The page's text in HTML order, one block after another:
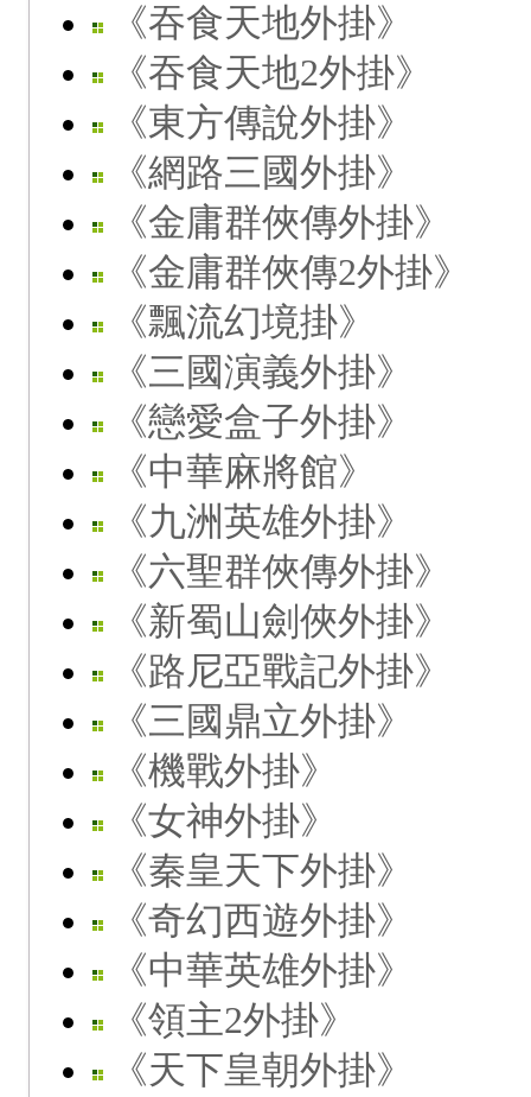
《吞食天地外掛》
《吞食天地2外掛》
《東方傳說外掛》
《網路三國外掛》
《金庸群俠傳外掛》
《金庸群俠傳2外掛》
《飄流幻境掛》
《三國演義外掛》
《戀愛盒子外掛》
《中華麻將館》
《九洲英雄外掛》
《六聖群俠傳外掛》
《新蜀山劍俠外掛》
《路尼亞戰記外掛》
《三國鼎立外掛》
《機戰外掛》
《女神外掛》
《秦皇天下外掛》
《奇幻西遊外掛》
《中華英雄外掛》
《領主2外掛》
《天下皇朝外掛》